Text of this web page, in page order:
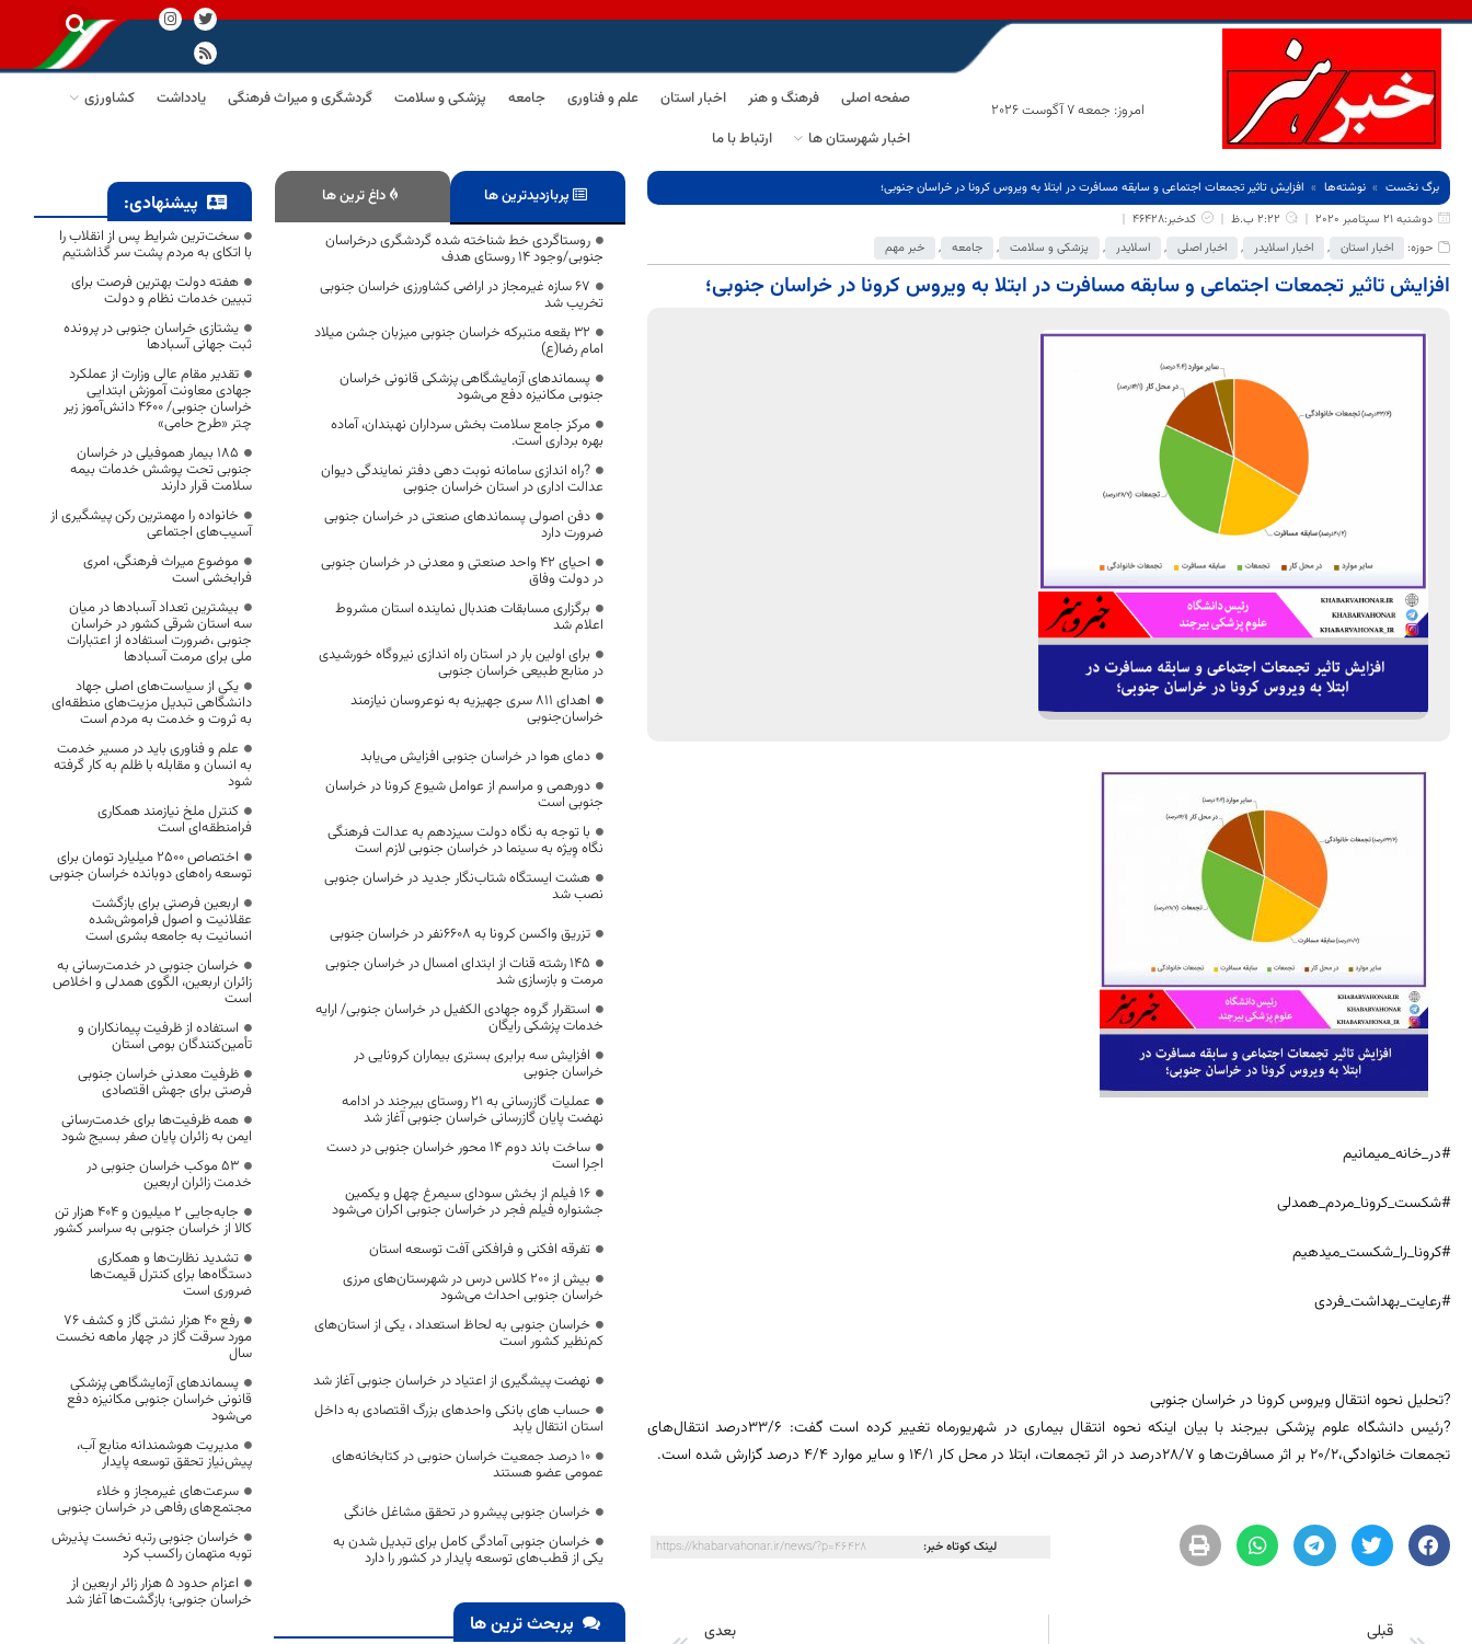
امروز: جمعه 7 آگوست 2026
صفحه اصلی فرهنگ و هنر اخبار استان علم و فناوری جامعه پزشکی و سلامت گردشگری و میراث فرهنگی یادداشت
کشاورزی
اخبار شهرستان ها
ارتباط با ما
برگ نخست نوشته‌ها
افزایش تاثیر تجمعات اجتماعی و سابقه مسافرت در ابتلا به ویروس کرونا در خراسان جنوبی؛
دوشنبه 21 سپتامبر 2020
2:22 ب.ظ
کدخبر:46428
حوزه:
اخبار استان , اخبار اسلایدر , اخبار اصلی , اسلایدر , پزشکی و سلامت , جامعه , خبر مهم
افزایش تاثیر تجمعات اجتماعی و سابقه مسافرت در ابتلا به ویروس کرونا در خراسان جنوبی؛
#در_خانه_میمانیم
#شکست_کرونا_مردم_همدلی
#کرونا_را_شکست_میدهیم
#رعایت_بهداشت_فردی
?تحلیل نحوه انتقال ویروس کرونا در خراسان جنوبی
?رئیس دانشگاه علوم پزشکی بیرجند با بیان اینکه نحوه انتقال بیماری در شهریورماه تغییر کرده است گفت: 33/6درصد انتقال‌های
تجمعات خانوادگی،20/2 بر اثر مسافرت‌ها و 28/7درصد در اثر تجمعات، ابتلا در محل کار 14/1 و سایر موارد 4/4 درصد گزارش شده است.
لینک کوتاه خبر: https://khabarvahonar.ir/news/?p=46428
قبلی بعدی
پربازدیدترین ها داغ ترین ها
روستاگردی خط شناخته شده گردشگری درخراسان
جنوبی/وجود ۱۴ روستای هدف
۶۷ سازه غیرمجاز در اراضی کشاورزی خراسان جنوبی
تخریب شد
۳۲ بقعه متبرکه خراسان جنوبی میزبان جشن میلاد
امام رضا(ع)
پسماندهای آزمایشگاهی پزشکی قانونی خراسان
جنوبی مکانیزه دفع می‌شود
مرکز جامع سلامت بخش سرداران نهبندان، آماده
بهره برداری است.
?راه اندازی سامانه نوبت دهی دفتر نمایندگی دیوان
عدالت اداری در استان خراسان جنوبی
دفن اصولی پسماندهای صنعتی در خراسان جنوبی
ضرورت دارد
احیای ۴۲ واحد صنعتی و معدنی در خراسان جنوبی
در دولت وفاق
برگزاری مسابقات هندبال نماینده استان مشروط
اعلام شد
برای اولین بار در استان راه اندازی نیروگاه خورشیدی
در منابع طبیعی خراسان جنوبی
اهدای ۸۱۱ سری جهیزیه به نوعروسان نیازمند
خراسان‌جنوبی
دمای هوا در خراسان جنوبی افزایش می‌یابد
دورهمی و مراسم از عوامل شیوع کرونا در خراسان
جنوبی است
با توجه به نگاه دولت سیزدهم به عدالت فرهنگی
نگاه وِیژه به سینما در خراسان جنوبی لازم است
هشت ایستگاه شتاب‌نگار جدید در خراسان جنوبی
نصب شد
تزریق واکسن کرونا به ۶۶۰۸نفر در خراسان جنوبی
۱۴۵ رشته قنات از ابتدای امسال در خراسان جنوبی
مرمت و بازسازی شد
استقرار گروه جهادی الکفیل در خراسان جنوبی/ ارایه
خدمات پزشکی رایگان
افزایش سه برابری بستری بیماران کرونایی در
خراسان جنوبی
عملیات گازرسانی به 21 روستای بیرجند در ادامه
نهضت پایان گازرسانی خراسان جنوبی آغاز شد
ساخت باند دوم ۱۴ محور خراسان جنوبی در دست
اجرا است
16 فیلم از بخش سودای سیمرغ چهل و یکمین
جشنواره فیلم فجر در خراسان جنوبی اکران می‌شود
تفرقه افکنی و فرافکنی آفت توسعه استان
بیش از 200 کلاس درس در شهرستان‌های مرزی
خراسان جنوبی احداث می‌شود
خراسان جنوبی به لحاظ استعداد ، یکی از استان‌های
کم‌نظیر کشور است
نهضت پیشگیری از اعتیاد در خراسان جنوبی آغاز شد
حساب های بانکی واحدهای بزرگ اقتصادی به داخل
استان انتقال یابد
۱۰ درصد جمعیت خراسان حنوبی در کتابخانه‌های
عمومی عضو هستند
خراسان جنوبی پیشرو در تحقق مشاغل خانگی
خراسان جنوبی آمادگی کامل برای تبدیل شدن به
یکی از قطب‌های توسعه پایدار در کشور را دارد
پربحث ترین ها
پیشنهادی:
سخت‌ترین شرایط پس از انقلاب را
با اتکای به مردم پشت سر گذاشتیم
هفته دولت بهترین فرصت برای
تبیین خدمات نظام و دولت
یشتازی خراسان جنوبی در پرونده
ثبت جهانی آسبادها
تقدیر مقام عالی وزارت از عملکرد
جهادی معاونت آموزش ابتدایی
خراسان جنوبی/ ۴۶۰۰ دانش‌آموز زیر
چتر «طرح حامی»
۱۸۵ بیمار هموفیلی در خراسان
جنوبی تحت پوشش خدمات بیمه
سلامت قرار دارند
خانواده را مهمترین رکن پیشگیری از
آسیب‌های اجتماعی
موضوع میراث فرهنگی، امری
فرابخشی است
بیشترین تعداد آسبادها در میان
سه استان شرقی کشور در خراسان
جنوبی ،ضرورت استفاده از اعتبارات
ملی برای مرمت آسبادها
یکی از سیاست‌های اصلی جهاد
دانشگاهی تبدیل مزیت‌های منطقه‌ای
به ثروت و خدمت به مردم است
علم و فناوری باید در مسیر خدمت
به انسان و مقابله با ظلم به کار گرفته
شود
کنترل ملخ نیازمند همکاری
فرامنطقه‌ای است
اختصاص 2500 میلیارد تومان برای
توسعه راه‌های دوبانده خراسان جنوبی
اربعین فرصتی برای بازگشت
عقلانیت و اصول فراموش‌شده
انسانیت به جامعه بشری است
خراسان جنوبی در خدمت‌رسانی به
زائران اربعین، الگوی همدلی و اخلاص
است
استفاده از ظرفیت پیمانکاران و
تأمین‌کنندگان بومی استان
ظرفیت معدنی خراسان جنوبی
فرصتی برای جهش اقتصادی
همه ظرفیت‌ها برای خدمت‌رسانی
ایمن به زائران پایان صفر بسیج شود
53 موکب خراسان جنوبی در
خدمت زائران اربعین
جابه‌جایی 2 میلیون و 404 هزار تن
کالا از خراسان جنوبی به سراسر کشور
تشدید نظارت‌ها و همکاری
دستگاه‌ها برای کنترل قیمت‌ها
ضروری است
رفع 40 هزار نشتی گاز و کشف 76
مورد سرقت گاز در چهار ماهه نخست
سال
پسماندهای آزمایشگاهی پزشکی
قانونی خراسان جنوبی مکانیزه دفع
می‌شود
مدیریت هوشمندانه منابع آب،
پیش‌نیاز تحقق توسعه پایدار
سرعت‌های غیرمجاز و خلاء
مجتمع‌های رفاهی در خراسان جنوبی
خراسان جنوبی رتبه نخست پذیرش
توبه متهمان راکسب کرد
اعزام حدود 5 هزار زائر اربعین از
خراسان جنوبی؛ بازگشت‌ها آغاز شد